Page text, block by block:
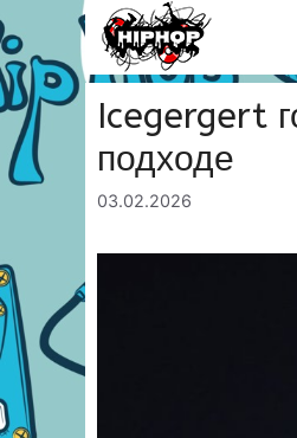
Перейти
к
содержимому
Icegergert
подходе
03.02.2026